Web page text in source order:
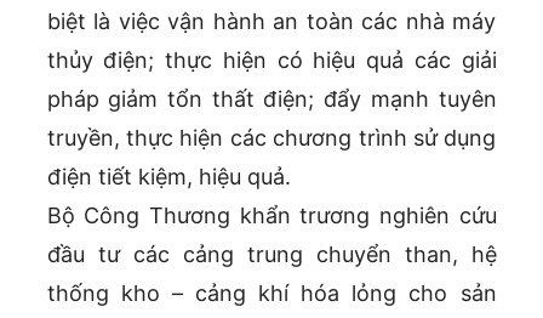
biệt là việc vận hành an toàn các nhà máy
thủy điện; thực hiện có hiệu quả các giải
pháp giảm tổn thất điện; đẩy mạnh tuyên
truyền, thực hiện các chương trình sử dụng
điện tiết kiệm, hiệu quả.
Bộ Công Thương khẩn trương nghiên cứu
đầu tư các cảng trung chuyển than, hệ
thống kho – cảng khí hóa lỏng cho sản